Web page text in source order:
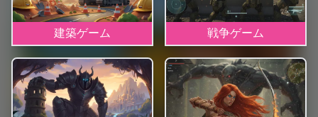
建築ゲーム 戦争ゲーム